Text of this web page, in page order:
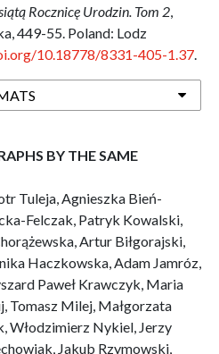
Rocznicę Urodzin. Tom 2,
449-55. Poland: Lodz
10.18778/8331-405-1.37.
BY THE SAME
Tuleja, Agnieszka Bień-
Felczak, Patryk Kowalski,
Artur Biłgorajski,
Haczkowska, Adam Jamróz,
Paweł Krawczyk, Maria
Tomasz Milej, Małgorzata
Włodzimierz Nykiel, Jerzy
Jakub Rzymowski,